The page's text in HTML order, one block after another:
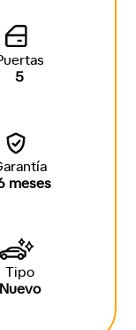
5
meses
Tipo
Nuevo